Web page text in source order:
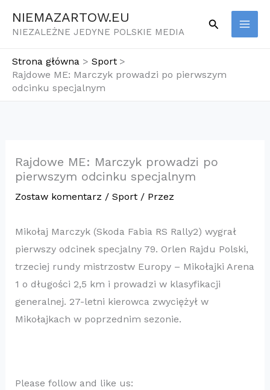
NIEMAZARTOW.EU
NIEZALEŻNE JEDYNE POLSKIE MEDIA
Szukaj
Strona główna
Sport
Rajdowe ME: Marczyk prowadzi po pierwszym
odcinku specjalnym
Rajdowe ME: Marczyk prowadzi po
pierwszym odcinku specjalnym
Zostaw komentarz / Sport/ Przez
Mikołaj Marczyk (Skoda Fabia RS Rally2) wygrał
pierwszy odcinek specjalny 79. Orlen Rajdu Polski,
trzeciej rundy mistrzostw Europy – Mikołajki Arena
1 o długości 2,5 km i prowadzi w klasyfikacji
generalnej. 27-letni kierowca zwyciężył w
Mikołajkach w poprzednim sezonie.
Please follow and like us: